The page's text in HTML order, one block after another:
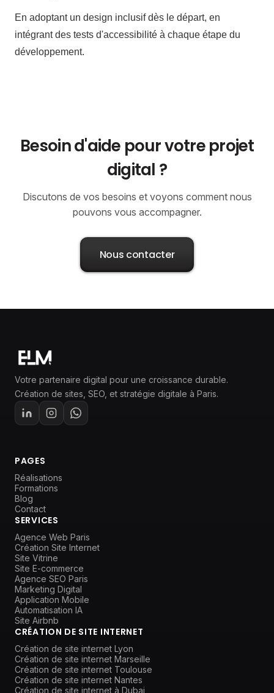
En adoptant un design inclusif dès le départ, en
intégrant des tests d'accessibilité à chaque étape du
développement.
Besoin d'aide pour votre projet
digital ?
Discutons de vos besoins et voyons comment nous
pouvons vous accompagner.
Nous contacter
Votre partenaire digital pour une croissance durable.
Création de sites, SEO, et stratégie digitale à Paris.
PAGES
Réalisations
Formations
Blog
Contact
SERVICES
Agence Web Paris
Création Site Internet
Site Vitrine
Site E-commerce
Agence SEO Paris
Marketing Digital
Application Mobile
Automatisation IA
Site Airbnb
CRÉATION DE SITE INTERNET
Création de site internet Lyon
Création de site internet Marseille
Création de site internet Toulouse
Création de site internet Nantes
Création de site internet à Dubai